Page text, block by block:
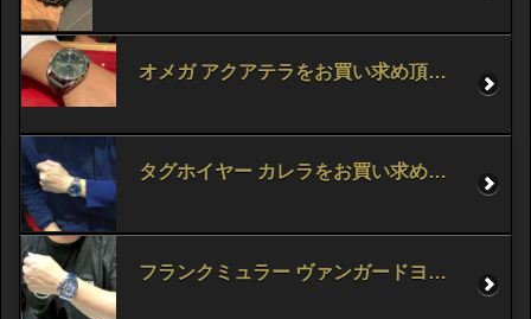
オメガ アクアテラをお買い求め頂きました！
タグホイヤー カレラをお買い求め頂きました！
フランクミュラー ヴァンガードヨッティング をお求め頂きました！